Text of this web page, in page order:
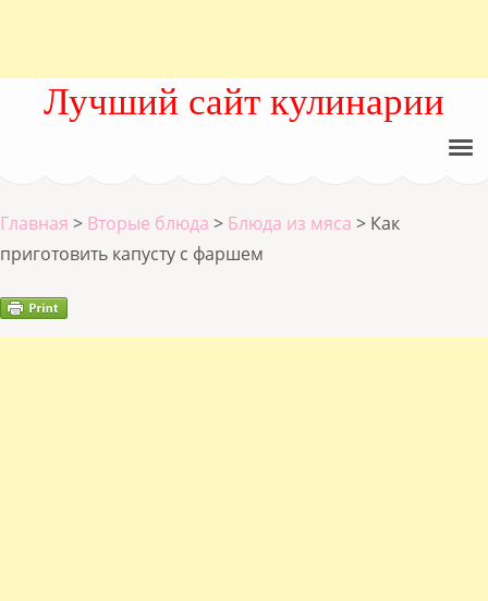
Лучший сайт кулинарии
Главная > Вторые блюда > Блюда из мяса > Как
приготовить капусту с фаршем